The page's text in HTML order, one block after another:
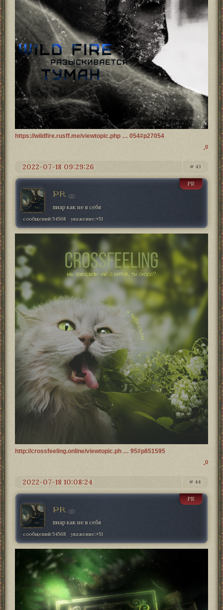
https://wildfire.rusff.me/viewtopic.php … 054#p27054
0
43
2022-07-18 09:29:26
PR
PR
пиар как не в себя
сообщений:54568 уважение:+51
http://crossfeeling.online/viewtopic.ph … 95#p851595
0
44
2022-07-18 10:08:24
PR
PR
пиар как не в себя
сообщений:54568 уважение:+51